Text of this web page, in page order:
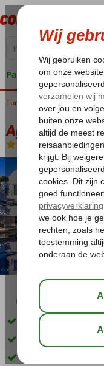
Pakketgarantie
Home Egeische kust Bodrum
Agaya
Ultra All
03:30
Only Adult: minimale
Nieuw management